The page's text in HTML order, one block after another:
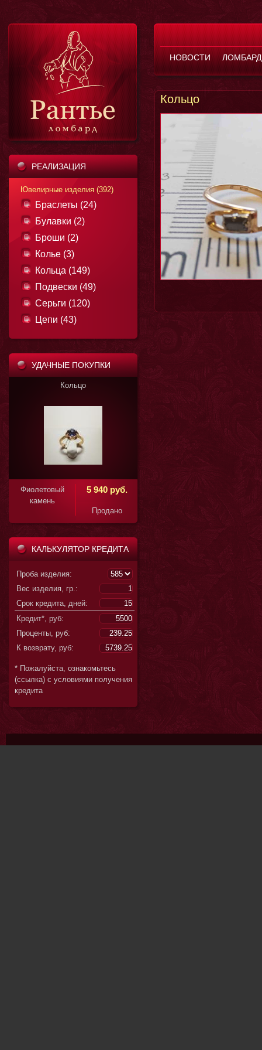
НОВОСТИ ЛОМБАРД
РЕАЛИЗАЦИЯ
Ювелирные изделия (392)
Браслеты (24)
Булавки (2)
Броши (2)
Колье (3)
Кольца (149)
Подвески (49)
Серьги (120)
Цепи (43)
УДАЧНЫЕ ПОКУПКИ
Фиолетовый
11 850 руб.
КАЛЬКУЛЯТОР КРЕДИТА
Проба изделия:
Вес изделия, гр.:
Срок кредита, дней:
Кредит*, руб:
Проценты, руб:
К возврату, руб:
* Пожалуйста, ознакомьтесь
(ссылка) с условиями получения
кредита
Кольцо